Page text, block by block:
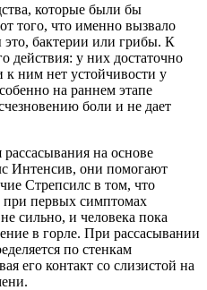
которые были бы
того, что именно вызвало
это, бактерии или грибы. К
действия: у них достаточно
ним нет устойчивости у
на раннем этапе
боли и не дает
на основе
Интенсив, они помогают
Стрепсилс в том, что
при первых симптомах
сильно, и человека пока
в горле. При рассасывании
по стенкам
его контакт со слизистой на